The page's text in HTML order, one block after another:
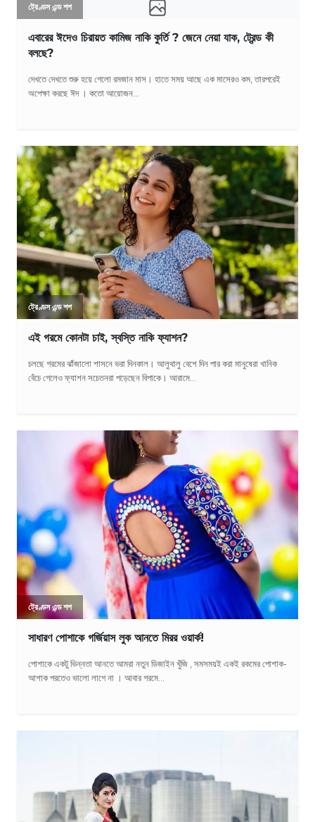
ট্রেণ্ডস এন্ড শপ
এবারের ঈদেও চিরায়ত কামিজ নাকি কুর্তি ? জেনে নেয়া যাক, ট্রেন্ড কী
বলছে?
দেখতে দেখতে শুরু হয়ে গেলো রমজান মাস। হাতে সময় আছে এক মাসেরও কম, তারপরেই
অপেক্ষা করছে ঈদ । কতো আয়োজন...
ট্রেণ্ডস এন্ড শপ
এই গরমে কোনটা চাই, স্বস্তি নাকি ফ্যাশন?
চলছে গরমের ঝাঁজালো শাসনে ভরা দিনকাল। আলুথালু বেশে দিন পার করা মানুষেরা খানিক
বেঁচে গেলেও ফ্যাশন সচেতনরা পড়েছেন বিপাকে। আরামে...
ট্রেণ্ডস এন্ড শপ
সাধারণ পোশাকে গর্জিয়াস লুক আনতে মিরর ওয়ার্ক!
পোশাকে একটু ভিন্নতা আনতে আমরা নতুন ডিজাইন খুঁজি , সমসময়ই একই রকমের পোশাক-
আশাক পরতেও ভালো লাগে না । আবার গরমে...